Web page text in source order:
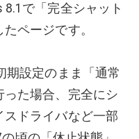
8.1で「完全シャット
ページです。
期設定のまま「通常
た場合、完全にシ
スドライバなど一部